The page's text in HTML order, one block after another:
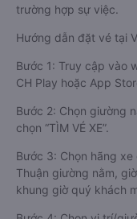
trường hợp sự việc.
Hướng dẫn đặt vé tại
Bước 1: Truy cập vào
CH Play hoặc App
Bước 2: Chọn giường
chọn “TÌM VÉ XE”.
Bước 3: Chọn hãng
Thuận giường nằm,
khung giờ quý khách